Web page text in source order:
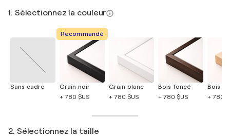
1. Sélectionnez la couleur
Sans cadre
Recommandé
Grain noir
+ 780 $US
Grain blanc
+ 780 $US
Bois foncé
+ 780 $US
Bois
+ 780
2. Sélectionnez la taille